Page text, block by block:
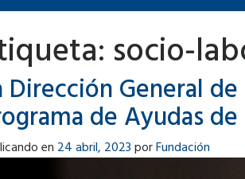
socio-
Dirección General
de Ayudas
en 24 abril, 2023porFundación